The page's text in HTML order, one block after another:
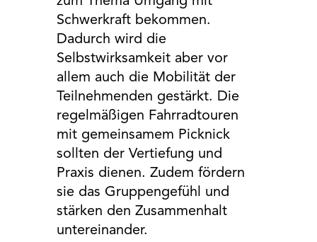
Schwerkraft bekommen.
Dadurch wird die
Selbstwirksamkeit aber vor
allem auch die Mobilität der
Teilnehmenden gestärkt. Die
regelmäßigen Fahrradtouren
mit gemeinsamem Picknick
sollten der Vertiefung und
Praxis dienen. Zudem fördern
sie das Gruppengefühl und
stärken den Zusammenhalt
untereinander.